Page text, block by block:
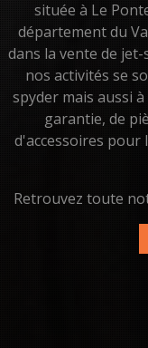
située à Le
département du
dans la vente de jet-
nos activités se
spyder mais aussi
garantie, de
d'accessoires pour
Retrouvez toute